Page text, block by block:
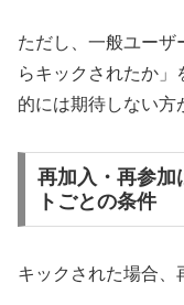
ただし、一般ユーザ
らキックされたか」
的には期待しない方
再加入・再参加
トごとの条件
キックされた場合、